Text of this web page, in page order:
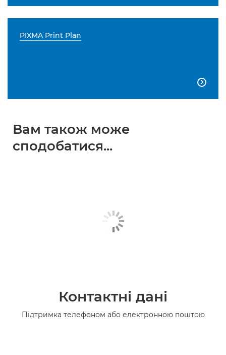
PIXMA Print Plan

Вам також може
сподобатися...
Контактні дані
Підтримка телефоном або електронною поштою